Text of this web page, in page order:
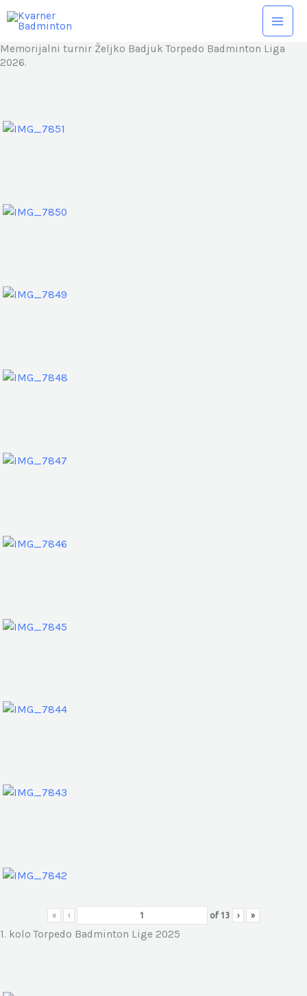
to
content
Memorijalni turnir Željko Badjuk Torpedo Badminton Liga
2026.
« ‹ of 13 › »
1. kolo Torpedo Badminton Lige 2025